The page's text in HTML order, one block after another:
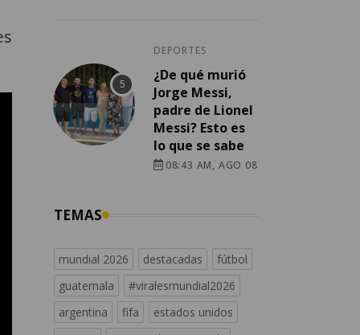
DEPORTES
¿De qué murió
Jorge Messi,
padre de Lionel
Messi? Esto es
lo que se sabe
08:43 AM, AGO 08
TEMAS
mundial 2026 destacadas
fútbol
guatemala
#viralesmundial2026
argentina
fifa
estados unidos